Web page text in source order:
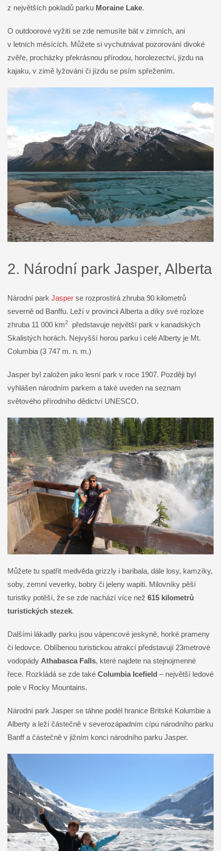
z největších pokladů parku Moraine Lake.
O outdoorové vyžití se zde nemusíte bát v zimních, ani
v letních měsících. Můžete si vychutnávat pozorování divoké
zvěře, procházky překrásnou přírodou, horolezectví, jízdu na
kajaku, v zimě lyžování či jízdu se psím spřežením.
2. Národní park Jasper, Alberta
Národní park Jasper se rozprostírá zhruba 90 kilometrů
severně od Banffu. Leží v provincii Alberta a díky své rozloze
zhruba 11 000 km2
představuje největší park v kanadských
Skalistých horách. Nejvyšší horou parku i celé Alberty je Mt.
Columbia (3 747 m. n. m.)
Jasper byl založen jako lesní park v roce 1907. Později byl
vyhlášen národním parkem a také uveden na seznam
světového přírodního dědictví UNESCO.
Můžete tu spatřit medvěda grizzly i baribala, dále losy, kamzíky,
soby, zemní veverky, bobry či jeleny wapiti. Milovníky pěší
turistky potěší, že se zde nachází více než 615 kilometrů
turistických stezek.
Dalšími lákadly parku jsou vápencové jeskyně, horké prameny
či ledovce. Oblíbenou turistickou atrakcí představují 23metrové
vodopády Athabasca Falls, které najdete na stejnojmenné
řece. Rozkládá se zde také Columbia Icefield – největší ledové
pole v Rocky Mountains.
Národní park Jasper se táhne podél hranice Britské Kolumbie a
Alberty a leží částečně v severozápadním cípu národního parku
Banff a částečně v jižním konci národního parku Jasper.